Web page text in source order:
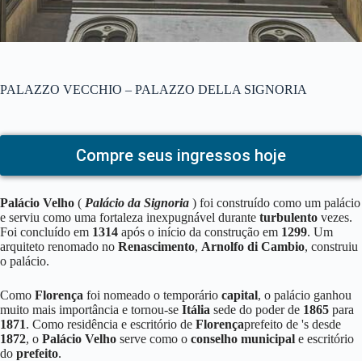
PALAZZO VECCHIO – PALAZZO DELLA SIGNORIA
Compre seus ingressos hoje
Palácio Velho ( Palácio da Signoria ) foi construído como um palácio
e serviu como uma fortaleza inexpugnável durante turbulento vezes.
Foi concluído em 1314 após o início da construção em 1299. Um
arquiteto renomado no Renascimento, Arnolfo di Cambio, construiu
o palácio.
Como Florença foi nomeado o temporário capital, o palácio ganhou
muito mais importância e tornou-se Itália sede do poder de 1865 para
1871. Como residência e escritório de Florençaprefeito de 's desde
1872, o Palácio Velho serve como o conselho municipal e escritório
do prefeito.